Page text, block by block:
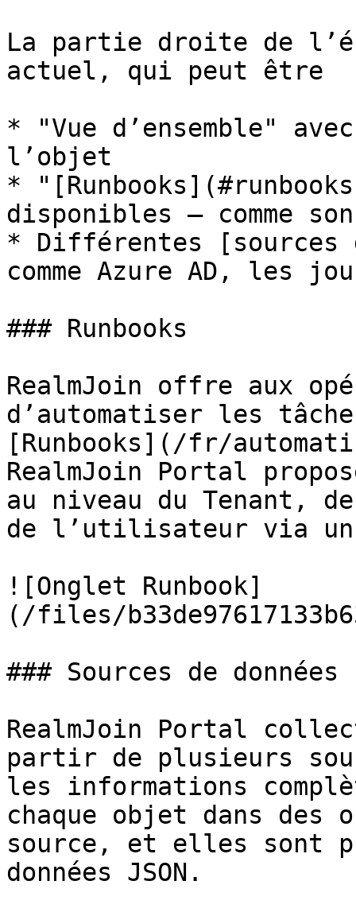
La partie droite de
actuel, qui peut être
* "Vue d’ensemble"
l’objet
*
disponibles — comme
* Différentes [sources
comme Azure AD, les
### Runbooks
RealmJoin offre aux
d’automatiser les
[Runbooks](/fr/
RealmJoin Portal
au niveau du Tenant,
de l’utilisateur via un
![Onglet Runbook]
(/files/
### Sources de données
RealmJoin Portal
partir de plusieurs
les informations
chaque objet dans
source, et elles sont
données JSON.